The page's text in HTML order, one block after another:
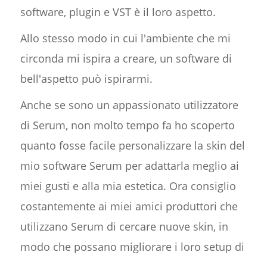
software, plugin e VST è il loro aspetto.
Allo stesso modo in cui l'ambiente che mi
circonda mi ispira a creare, un software di
bell'aspetto può ispirarmi.
Anche se sono un appassionato utilizzatore
di Serum, non molto tempo fa ho scoperto
quanto fosse facile personalizzare la skin del
mio software Serum per adattarla meglio ai
miei gusti e alla mia estetica. Ora consiglio
costantemente ai miei amici produttori che
utilizzano Serum di cercare nuove skin, in
modo che possano migliorare i loro setup di